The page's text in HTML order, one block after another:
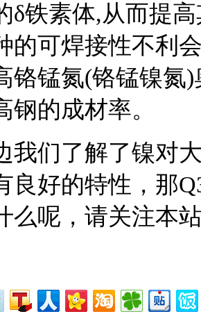
δ铁素体,从而提
的可焊接性不利
铬锰氮(铬锰镍氮
钢的成材率。
们了解了镍对大
良好的特性，那
么呢，请关注本